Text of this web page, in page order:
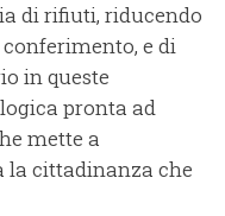
di rifiuti, riducendo
e di
in queste
pronta ad
mette a
la cittadinanza che